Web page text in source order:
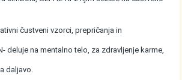
čustveni vzorci, prepričanja in
deluje na mentalno telo, za zdravljenje karme,
daljavo.